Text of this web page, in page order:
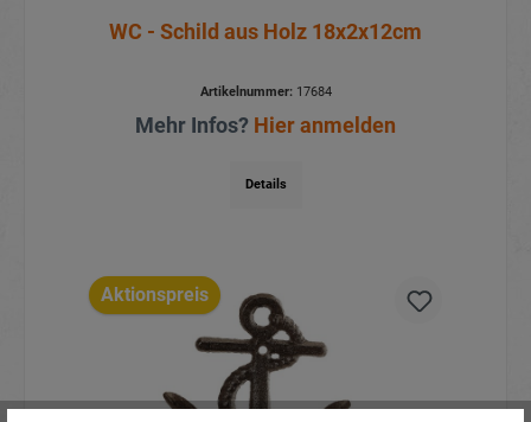
WC - Schild aus Holz 18x2x12cm
Artikelnummer:17684
Mehr Infos? Hier anmelden
Details
Aktionspreis